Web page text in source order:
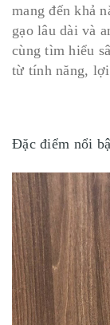
mang đến khả
gạo lâu dài và
cùng tìm hiểu
từ tính năng,
Đặc điểm nổi